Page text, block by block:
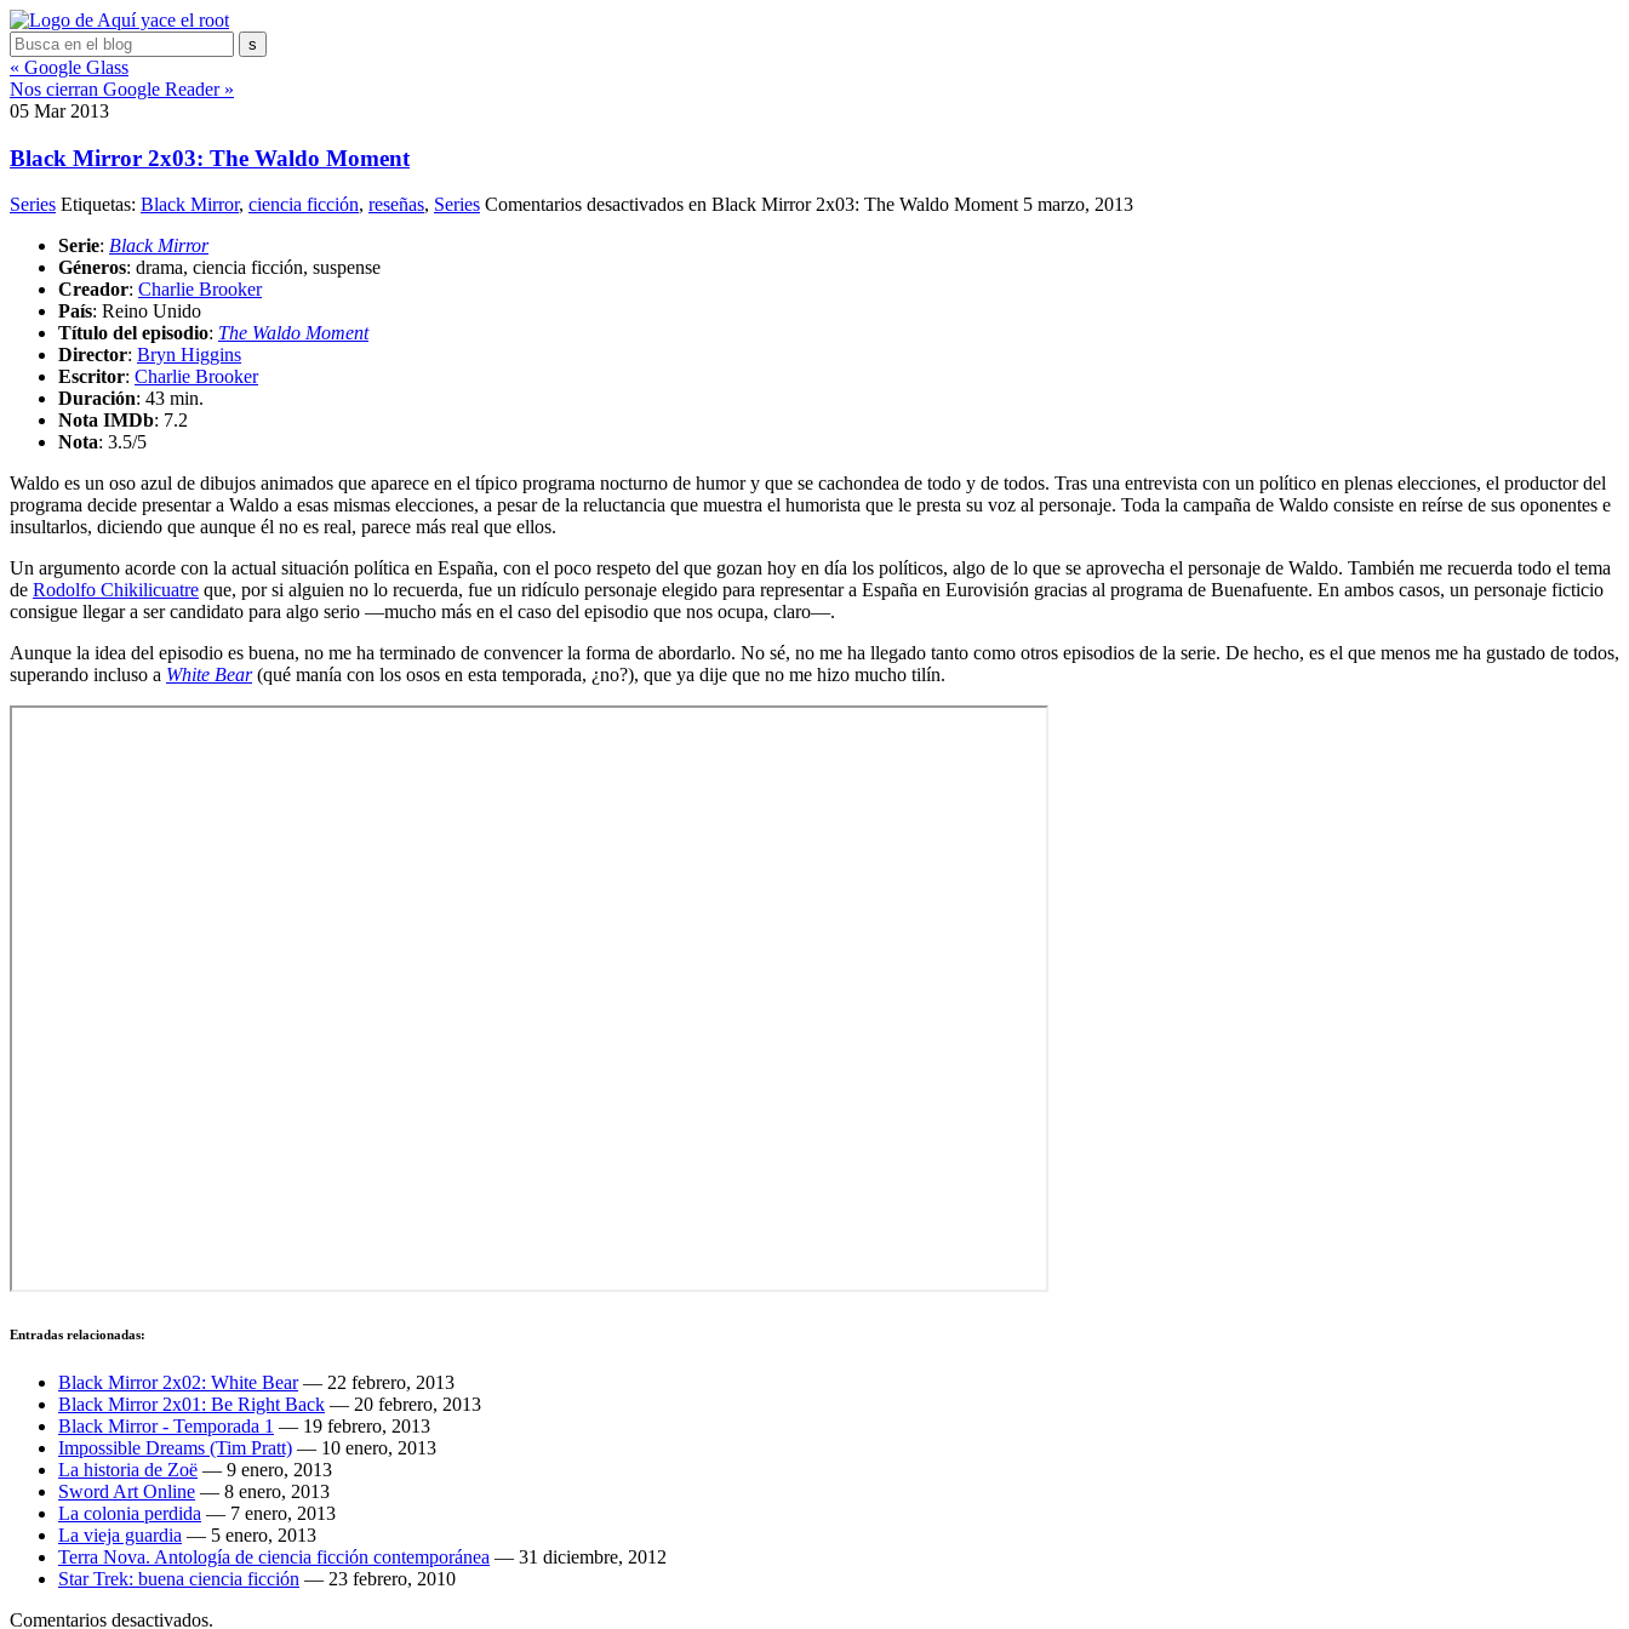
« Google Glass
Nos cierran Google Reader »
05 Mar 2013
Black Mirror 2x03: The Waldo Moment
Series Etiquetas: Black Mirror, ciencia ficción, reseñas, Series Comentarios desactivados en Black Mirror 2x03: The Waldo Moment 5 marzo, 2013
Serie: Black Mirror
Géneros: drama, ciencia ficción, suspense
Creador: Charlie Brooker
País: Reino Unido
Título del episodio: The Waldo Moment
Director: Bryn Higgins
Escritor: Charlie Brooker
Duración: 43 min.
Nota IMDb: 7.2
Nota: 3.5/5
Waldo es un oso azul de dibujos animados que aparece en el típico programa nocturno de humor y que se cachondea de todo y de todos. Tras una entrevista con un político en plenas elecciones, el productor del
programa decide presentar a Waldo a esas mismas elecciones, a pesar de la reluctancia que muestra el humorista que le presta su voz al personaje. Toda la campaña de Waldo consiste en reírse de sus oponentes e
insultarlos, diciendo que aunque él no es real, parece más real que ellos.
Un argumento acorde con la actual situación política en España, con el poco respeto del que gozan hoy en día los políticos, algo de lo que se aprovecha el personaje de Waldo. También me recuerda todo el tema
de Rodolfo Chikilicuatre que, por si alguien no lo recuerda, fue un ridículo personaje elegido para representar a España en Eurovisión gracias al programa de Buenafuente. En ambos casos, un personaje ficticio
consigue llegar a ser candidato para algo serio —mucho más en el caso del episodio que nos ocupa, claro—.
Aunque la idea del episodio es buena, no me ha terminado de convencer la forma de abordarlo. No sé, no me ha llegado tanto como otros episodios de la serie. De hecho, es el que menos me ha gustado de todos,
superando incluso a White Bear(qué manía con los osos en esta temporada, ¿no?), que ya dije que no me hizo mucho tilín.
Entradas relacionadas:
Black Mirror 2x02: White Bear— 22 febrero, 2013
Black Mirror 2x01: Be Right Back — 20 febrero, 2013
Black Mirror - Temporada 1 — 19 febrero, 2013
Impossible Dreams (Tim Pratt) — 10 enero, 2013
La historia de Zoë — 9 enero, 2013
Sword Art Online — 8 enero, 2013
La colonia perdida — 7 enero, 2013
La vieja guardia — 5 enero, 2013
Terra Nova. Antología de ciencia ficción contemporánea — 31 diciembre, 2012
Star Trek: buena ciencia ficción — 23 febrero, 2010
Comentarios desactivados.